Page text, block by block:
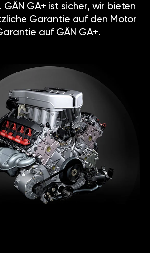
GA+ ist sicher, wir bieten
Garantie auf den Motor
auf GÄN GA+.